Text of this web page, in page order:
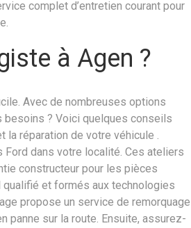
complet d’entretien courant pour
à Agen ?
Avec de nombreuses options
besoins ? Voici quelques conseils
la réparation de votre véhicule .
dans votre localité. Ces ateliers
constructeur pour les pièces
et formés aux technologies
propose un service de remorquage
panne sur la route. Ensuite, assurez-